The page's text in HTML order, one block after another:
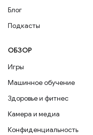
Блог
Подкасты
ОБЗОР
Игры
Машинное обучение
Здоровье и фитнес
Камера и медиа
Конфиденциальность